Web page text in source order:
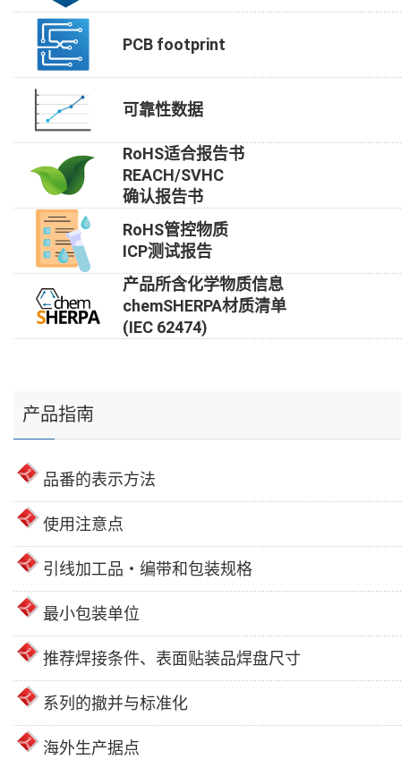
PCB footprint
可靠性数据
RoHS适合报告书
REACH/SVHC
确认报告书
RoHS管控物质
ICP测试报告
产品所含化学物质信息
chemSHERPA材质清单
(IEC 62474)
产品指南
品番的表示方法
使用注意点
引线加工品・编带和包装规格
最小包装单位
推荐焊接条件、表面贴装品焊盘尺寸
系列的撤并与标准化
海外生产据点